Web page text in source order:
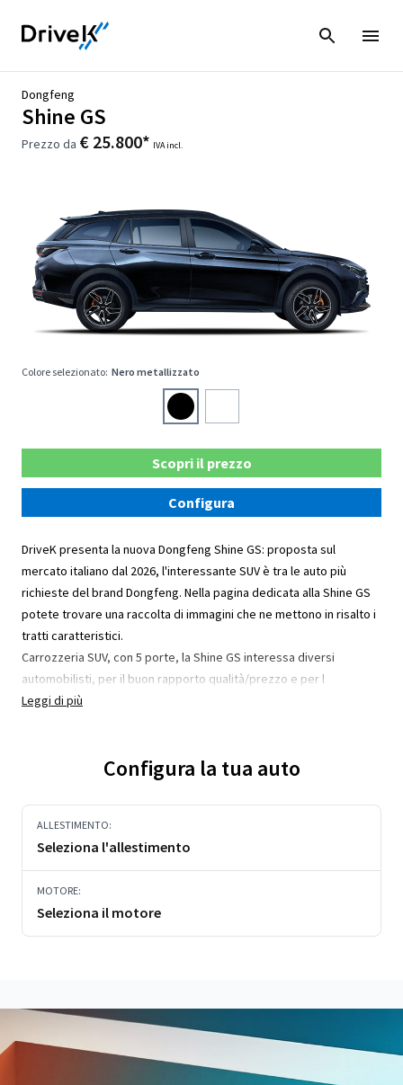
Dongfeng
Shine GS
Prezzo da € 25.800* IVA incl.
Colore selezionato: Nero metallizzato
Scopri il prezzo
Configura
DriveK presenta la nuova Dongfeng Shine GS: proposta sul
mercato italiano dal 2026, l'interessante SUV è tra le auto più
richieste del brand Dongfeng. Nella pagina dedicata alla Shine GS
potete trovare una raccolta di immagini che ne mettono in risalto i
tratti caratteristici.
Carrozzeria SUV, con 5 porte, la Shine GS interessa diversi
automobilisti, per il buon rapporto qualità/prezzo e per l
Leggi di più
Configura la tua auto
ALLESTIMENTO:
Seleziona l'allestimento
MOTORE:
Seleziona il motore